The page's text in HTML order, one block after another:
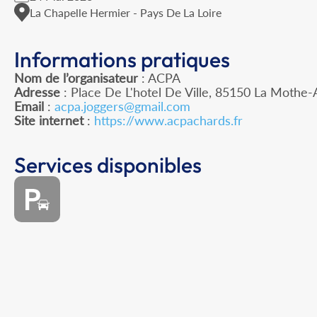
La Chapelle Hermier - Pays De La Loire
Informations pratiques
Nom de l’organisateur : ACPA
Adresse : Place De L'hotel De Ville, 85150 La Mothe-
Email : acpa.joggers@gmail.com
Site internet: https://www.acpachards.fr
Services disponibles